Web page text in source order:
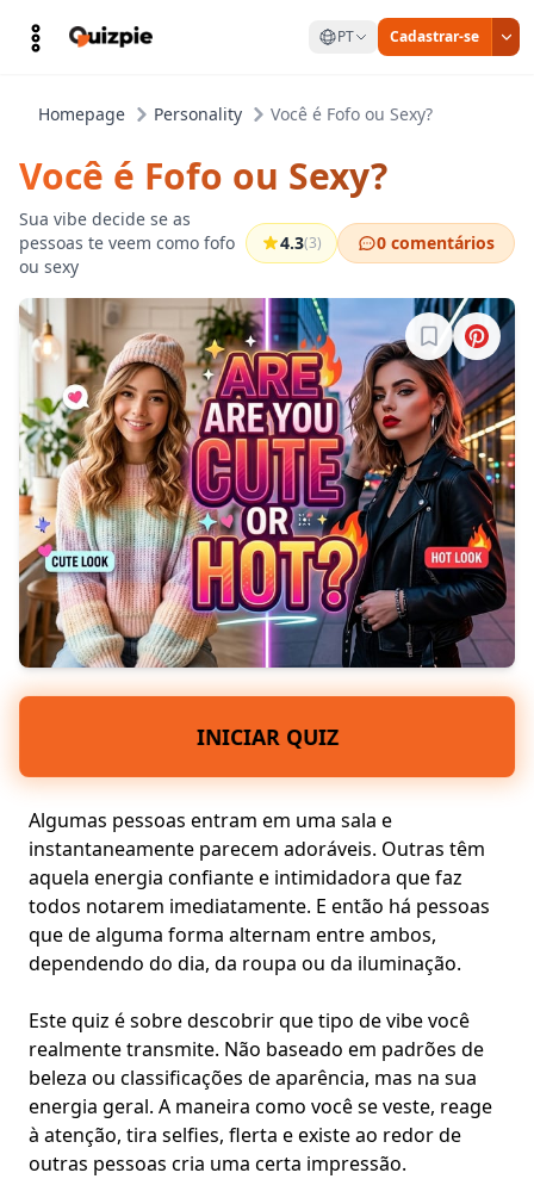
PT Cadastrar-se
Homepage Personality Você é Fofo ou Sexy?
Você é Fofo ou Sexy?
Sua vibe decide se as
pessoas te veem como fofo
ou sexy
4.3(3) 0 comentários
Entre para
INICIAR QUIZ
Algumas pessoas entram em uma sala e
instantaneamente parecem adoráveis. Outras têm
aquela energia confiante e intimidadora que faz
todos notarem imediatamente. E então há pessoas
que de alguma forma alternam entre ambos,
dependendo do dia, da roupa ou da iluminação.
Este quiz é sobre descobrir que tipo de vibe você
realmente transmite. Não baseado em padrões de
beleza ou classificações de aparência, mas na sua
energia geral. A maneira como você se veste, reage
à atenção, tira selfies, flerta e existe ao redor de
outras pessoas cria uma certa impressão.